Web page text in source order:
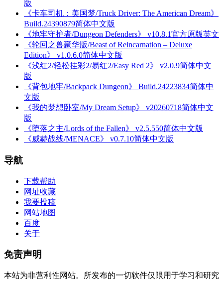
版
《卡车司机：美国梦/Truck Driver: The American Dream》
Build.24390879简体中文版
《地牢守护者/Dungeon Defenders》 v10.8.1官方原版英文
《轮回之兽豪华版/Beast of Reincarnation – Deluxe
Edition》 v1.0.6.0简体中文版
《浅红2/轻松挂彩2/易红2/Easy Red 2》 v2.0.9简体中文
版
《背包地牢/Backpack Dungeon》 Build.24223834简体中
文版
《我的梦想卧室/My Dream Setup》 v20260718简体中文
版
《堕落之主/Lords of the Fallen》 v2.5.550简体中文版
《威赫战线/MENACE》 v0.7.10简体中文版
导航
下载帮助
网址收藏
我要投稿
网站地图
百度
关于
免责声明
本站为非营利性网站。所发布的一切软件仅限用于学习和研究